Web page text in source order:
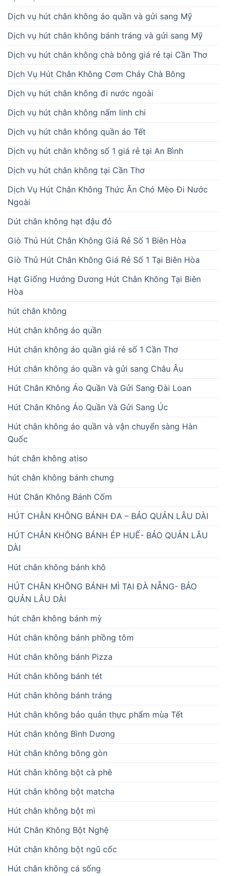
Dịch vụ hút chân không áo quần và gửi sang Mỹ
Dịch vụ hút chân không bánh tráng và gửi sang Mỹ
Dịch vụ hút chân không chà bông giá rẻ tại Cần Thơ
Dịch Vụ Hút Chân Không Cơm Cháy Chà Bông
Dịch vụ hút chân không đi nước ngoài
Dịch vụ hút chân không nấm linh chi
Dịch vụ hút chân không quần áo Tết
Dịch vụ hút chân không số 1 giá rẻ tại An Bình
Dịch vụ hút chân không tại Cần Thơ
Dịch Vụ Hút Chân Không Thức Ăn Chó Mèo Đi Nước
Ngoài
Dút chân không hạt đậu đỏ
Giò Thủ Hút Chân Không Giá Rẻ Số 1 Biên Hòa
Giò Thủ Hút Chân Không Giá Rẻ Số 1 Tại Biên Hòa
Hạt Giống Hướng Dương Hút Chân Không Tại Biên
Hòa
hút chân không
Hút chân không áo quần
Hút chân không áo quần giá rẻ số 1 Cần Thơ
Hút chân không áo quần và gửi sang Châu Âu
Hút Chân Không Áo Quần Và Gửi Sang Đài Loan
Hút Chân Không Áo Quần Và Gửi Sang Úc
Hút chân không áo quần và vận chuyển sàng Hàn
Quốc
hút chân không atiso
hút chân không bánh chưng
Hút Chân Không Bánh Cốm
HÚT CHÂN KHÔNG BÁNH ĐA – BẢO QUẢN LÂU DÀI
HÚT CHÂN KHÔNG BÁNH ÉP HUẾ- BẢO QUẢN LÂU
DÀI
Hút chân không bánh khô
HÚT CHÂN KHÔNG BÁNH MÌ TẠI ĐÀ NẴNG- BẢO
QUẢN LÂU DÀI
hút chân không bánh mỳ
Hút chân không bánh phồng tôm
Hút chân không bánh Pizza
Hút chân không bánh tét
Hút chân không bánh tráng
Hút chân không bảo quản thực phẩm mùa Tết
Hút chân không Bình Dương
Hút chân không bông gòn
Hút chân không bột cà phê
Hút chân không bột matcha
Hút chân không bột mì
Hút Chân Không Bột Nghệ
Hút chân không bột ngũ cốc
Hút chân không cá sống